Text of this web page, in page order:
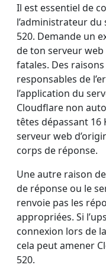
Il est essentiel de
l’administrateur
520. Demande un
de ton serveur
fatales. Des
responsables de
l’application du
Cloudflare non
têtes dépassant 16
serveur web
corps de réponse.
Une autre raison de
de réponse ou le
renvoie pas les
appropriées. Si
connexion lors de
cela peut amener
520.